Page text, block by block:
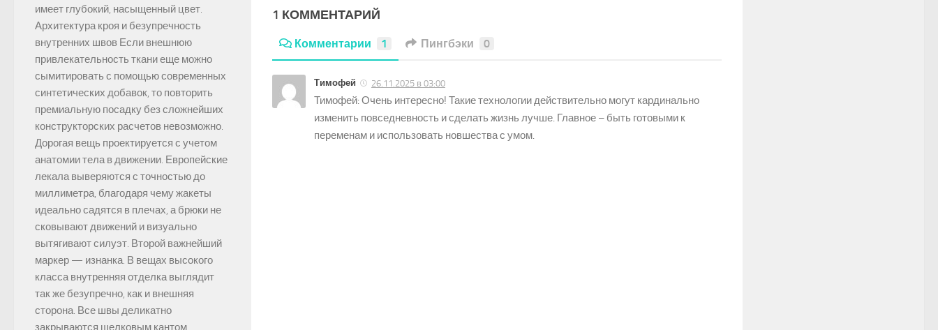
1 КОММЕНТАРИЙ
Комментарии 1 Пингбэки 0
Тимофей 26.11.2025 в 03:00
Тимофей: Очень интересно! Такие технологии действительно могут кардинально
изменить повседневность и сделать жизнь лучше. Главное – быть готовыми к
переменам и использовать новшества с умом.
имеет глубокий, насыщенный цвет.
Архитектура кроя и безупречность
внутренних швов Если внешнюю
привлекательность ткани еще можно
сымитировать с помощью современных
синтетических добавок, то повторить
премиальную посадку без сложнейших
конструкторских расчетов невозможно.
Дорогая вещь проектируется с учетом
анатомии тела в движении. Европейские
лекала выверяются с точностью до
миллиметра, благодаря чему жакеты
идеально садятся в плечах, а брюки не
сковывают движений и визуально
вытягивают силуэт. Второй важнейший
маркер — изнанка. В вещах высокого
класса внутренняя отделка выглядит
так же безупречно, как и внешняя
сторона. Все швы деликатно
закрываются шелковым кантом,